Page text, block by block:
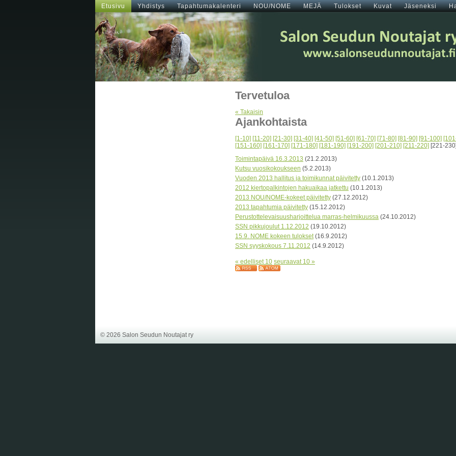
Etusivu Yhdistys Tapahtumakalenteri NOU/NOME MEJÄ Tulokset Kuvat Jäseneksi
Tervetuloa
« Takaisin
Ajankohtaista
[1-10] [11-20] [21-30] [31-40] [41-50] [51-60] [61-70] [71-80] [81-90] [91-100]
[151-160] [161-170] [171-180] [181-190] [191-200] [201-210] [211-220] [221-230]
Toimintapäivä 16.3.2013 (21.2.2013)
Kutsu vuosikokoukseen (5.2.2013)
Vuoden 2013 hallitus ja toimikunnat päivitetty (10.1.2013)
2012 kiertopalkintojen hakuaikaa jatkettu (10.1.2013)
2013 NOU/NOME-kokeet päivitetty (27.12.2012)
2013 tapahtumia päivitetty (15.12.2012)
Perustottelevaisuusharjoittelua marras-helmikuussa (24.10.2012)
SSN pikkujoulut 1.12.2012 (19.10.2012)
15.9. NOME kokeen tulokset (16.9.2012)
SSN syyskokous 7.11.2012 (14.9.2012)
« edelliset 10 seuraavat 10 »
© 2026 Salon Seudun Noutajat ry